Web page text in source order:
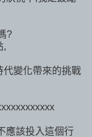
?
,
代變化帶來的挑戰
應該投入這個行